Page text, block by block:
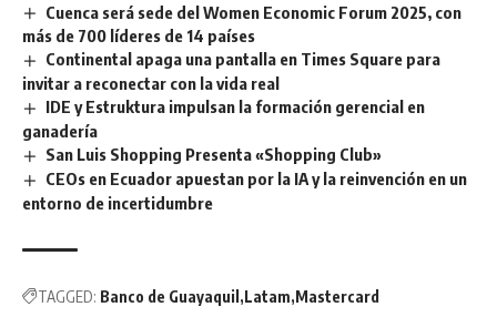
Cuenca será sede del Women Economic Forum 2025, con
más de 700 líderes de 14 países
Continental apaga una pantalla en Times Square para
invitar a reconectar con la vida real
IDE y Estruktura impulsan la formación gerencial en
ganadería
San Luis Shopping Presenta «Shopping Club»
CEOs en Ecuador apuestan por la IA y la reinvención en un
entorno de incertidumbre
TAGGED: Banco de Guayaquil Latam Mastercard